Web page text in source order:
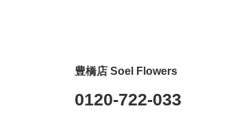
豊橋店 Soel Flowers
0120-722-033